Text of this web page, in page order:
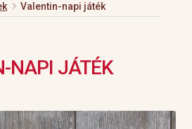
Valentin-napi játék
NAPI JÁTÉK